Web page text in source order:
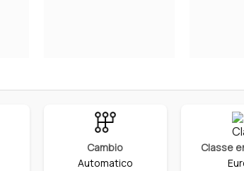
Cambio
Automatico
Classe